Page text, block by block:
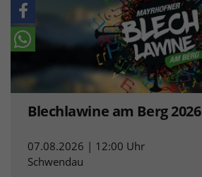
Blechlawine am Berg 2026
07.08.2026 | 12:00 Uhr
Schwendau